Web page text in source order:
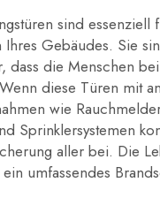
sind essenziell
Ihres Gebäudes. Sie
dass die Menschen
diese Türen mit
wie
Sprinklersystemen
aller bei. Die
umfassendes